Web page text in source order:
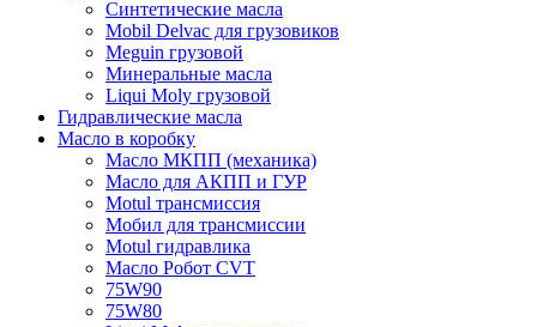
Синтетические масла
Mobil Delvac для грузовиков
Meguin грузовой
Минеральные масла
Liqui Moly грузовой
Гидравлические масла
Масло в коробку
Масло МКПП (механика)
Масло для АКПП и ГУР
Motul трансмиссия
Мобил для трансмиссии
Motul гидравлика
Масло Робот CVT
75W90
75W80